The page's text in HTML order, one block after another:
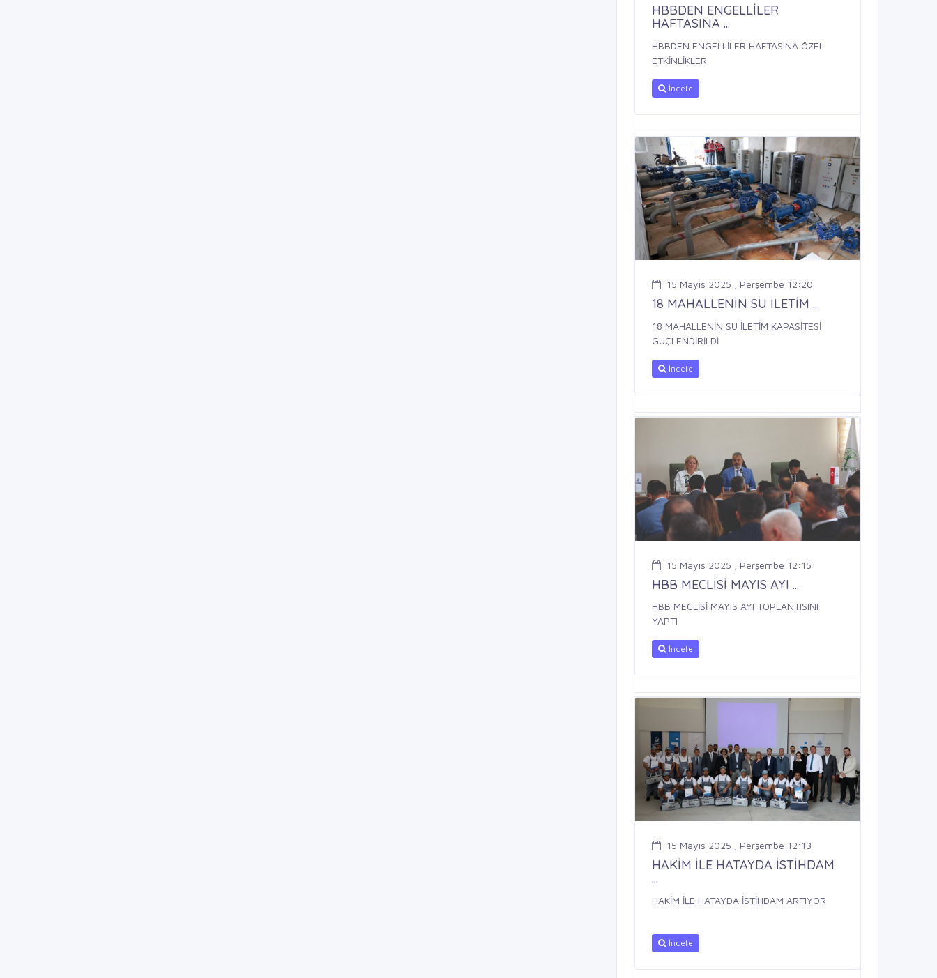
HBBDEN ENGELLİLER
HAFTASINA ...
HBBDEN ENGELLİLER HAFTASINA ÖZEL
ETKİNLİKLER
İncele
15 Mayıs 2025 , Perşembe 12:20
18 MAHALLENİN SU İLETİM ...
18 MAHALLENİN SU İLETİM KAPASİTESİ
GÜÇLENDİRİLDİ
İncele
15 Mayıs 2025 , Perşembe 12:15
HBB MECLİSİ MAYIS AYI ...
HBB MECLİSİ MAYIS AYI TOPLANTISINI
YAPTI
İncele
15 Mayıs 2025 , Perşembe 12:13
HAKİM İLE HATAYDA İSTİHDAM
...
HAKİM İLE HATAYDA İSTİHDAM ARTIYOR
İncele